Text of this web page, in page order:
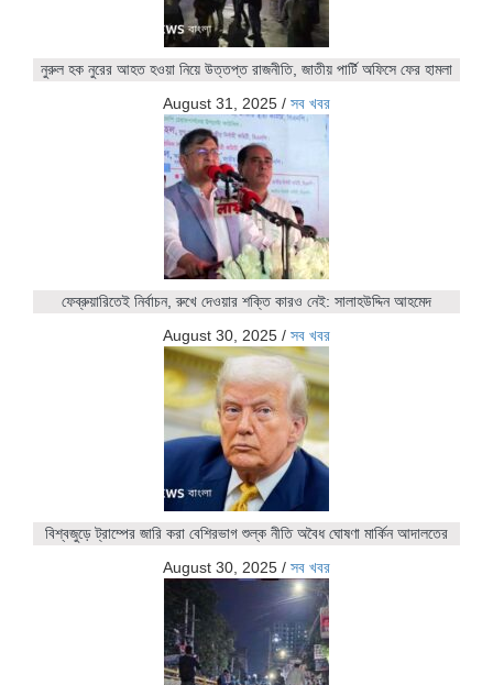
নুরুল হক নুরের আহত হওয়া নিয়ে উত্তপ্ত রাজনীতি, জাতীয় পার্টি অফিসে ফের হামলা
August 31, 2025 / সব খবর
ফেব্রুয়ারিতেই নির্বাচন, রুখে দেওয়ার শক্তি কারও নেই: সালাহউদ্দিন আহমেদ
August 30, 2025 / সব খবর
বিশ্বজুড়ে ট্রাম্পের জারি করা বেশিরভাগ শুল্ক নীতি অবৈধ ঘোষণা মার্কিন আদালতের
August 30, 2025 / সব খবর